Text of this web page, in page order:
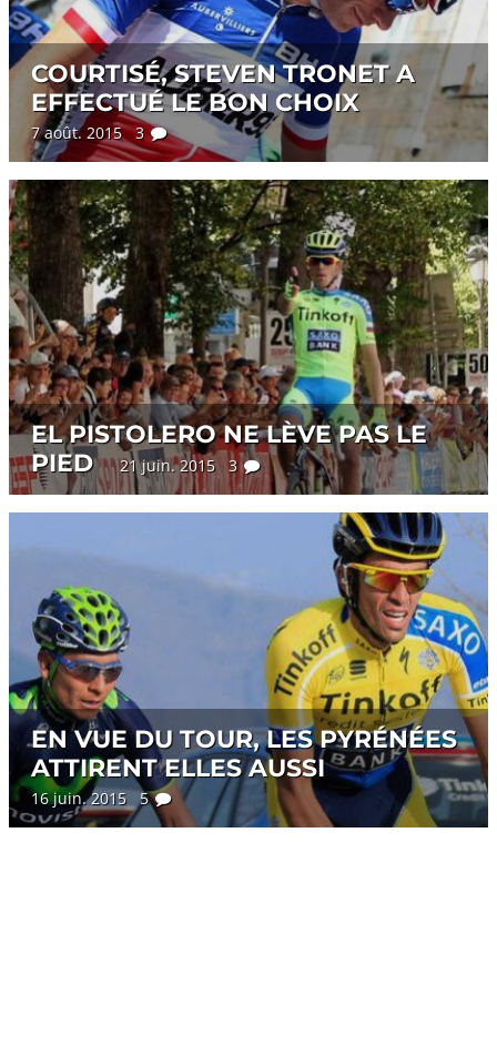
COURTISÉ, STEVEN TRONET A
EFFECTUÉ LE BON CHOIX
7 août. 2015 3
EL PISTOLERO NE LÈVE PAS LE
PIED
21 juin. 2015 3
EN VUE DU TOUR, LES PYRÉNÉES
ATTIRENT ELLES AUSSI
16 juin. 2015 5